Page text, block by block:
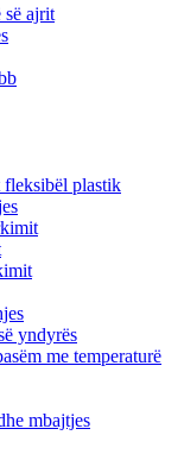
së ajrit
fleksibël plastik
yndyrës
me temperaturë
mbajtjes